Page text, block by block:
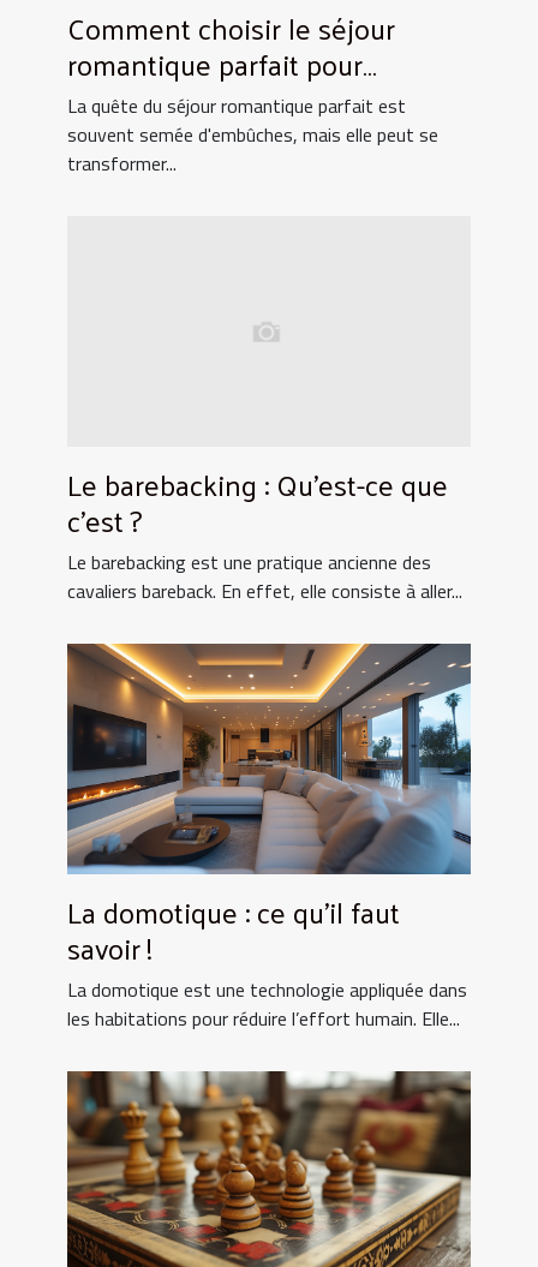
Comment choisir le séjour
romantique parfait pour
surprendre votre partenaire
La quête du séjour romantique parfait est
souvent semée d'embûches, mais elle peut se
transformer...
Le barebacking : Qu’est-ce que
c’est ?
Le barebacking est une pratique ancienne des
cavaliers bareback. En effet, elle consiste à aller...
La domotique : ce qu’il faut
savoir !
La domotique est une technologie appliquée dans
les habitations pour réduire l’effort humain. Elle...